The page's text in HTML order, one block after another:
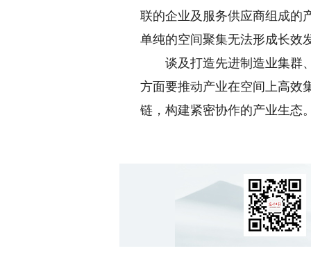
联的企业及服务供应商组成的
单纯的空间聚集无法形成长效
谈及打造先进制造业集群、
方面要推动产业在空间上高效
链，构建紧密协作的产业生态